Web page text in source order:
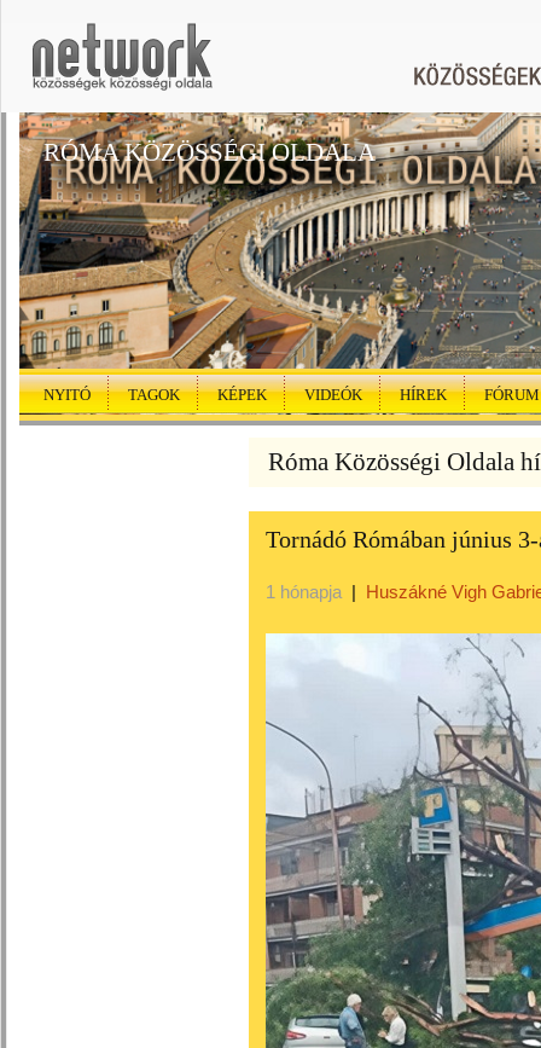
RÓMA KÖZÖSSÉGI OLDALA
NYITÓ TAGOK KÉPEK VIDEÓK HÍREK FÓRUM
Róma Közösségi Oldala
Tornádó Rómában június
1 hónapja | Huszákné Vigh